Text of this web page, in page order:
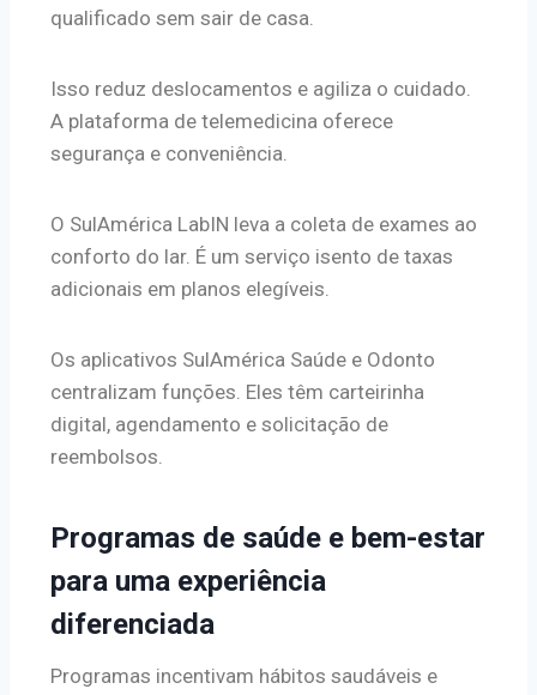
qualificado sem sair de casa.
Isso reduz deslocamentos e agiliza o cuidado.
A plataforma de telemedicina oferece
segurança e conveniência.
O SulAmérica LabIN leva a coleta de exames ao
conforto do lar. É um serviço isento de taxas
adicionais em planos elegíveis.
Os aplicativos SulAmérica Saúde e Odonto
centralizam funções. Eles têm carteirinha
digital, agendamento e solicitação de
reembolsos.
Programas de saúde e bem-estar
para uma experiência
diferenciada
Programas incentivam hábitos saudáveis e